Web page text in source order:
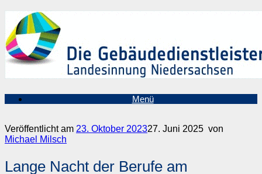
Zum
Inhalt
springen
Menü
Veröffentlicht am 23. Oktober 202327. Juni 2025 von
Michael Milsch
Lange Nacht der Berufe am